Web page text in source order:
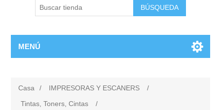
BÚSQUEDA
MENÚ
Casa / IMPRESORAS Y ESCANERS
/
Tintas, Toners, Cintas
/